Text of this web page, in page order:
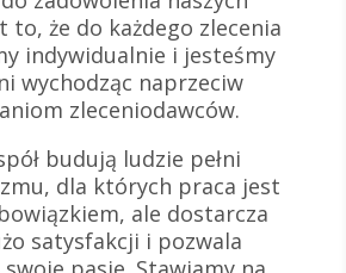
to, że do każdego zlecenia
indywidualnie i jesteśmy
wychodząc naprzeciw
zleceniodawców.
budują ludzie pełni
dla których praca jest
ale dostarcza
satysfakcji i pozwala